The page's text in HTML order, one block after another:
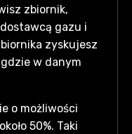
zbiornik,
gazu i
zyskujesz
w danym
o możliwości
50%. Taki